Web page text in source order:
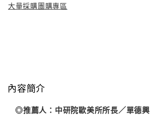
大量採購團購專區
內容簡介
◎推薦人：中研院歐美所所長／單德興